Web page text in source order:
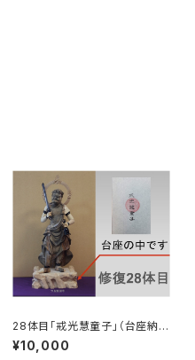
28体目「戒光慧童子」（台座納
入）
¥10,000